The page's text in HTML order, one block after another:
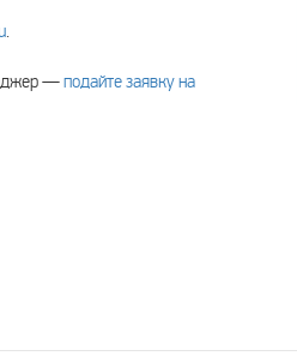
.
—подайте заявку на